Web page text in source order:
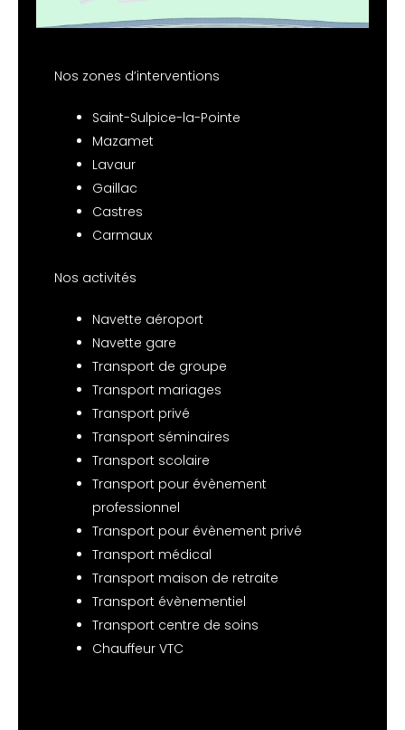
Nos zones d’interventions
Saint-Sulpice-la-Pointe
Mazamet
Lavaur
Gaillac
Castres
Carmaux
Nos activités
Navette aéroport
Navette gare
Transport de groupe
Transport mariages
Transport privé
Transport séminaires
Transport scolaire
Transport pour évènement
professionnel
Transport pour évènement privé
Transport médical
Transport maison de retraite
Transport évènementiel
Transport centre de soins
Chauffeur VTC